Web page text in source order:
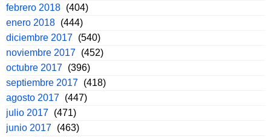
febrero 2018 (404)
enero 2018 (444)
diciembre 2017 (540)
noviembre 2017 (452)
octubre 2017 (396)
septiembre 2017 (418)
agosto 2017 (447)
julio 2017 (471)
junio 2017 (463)